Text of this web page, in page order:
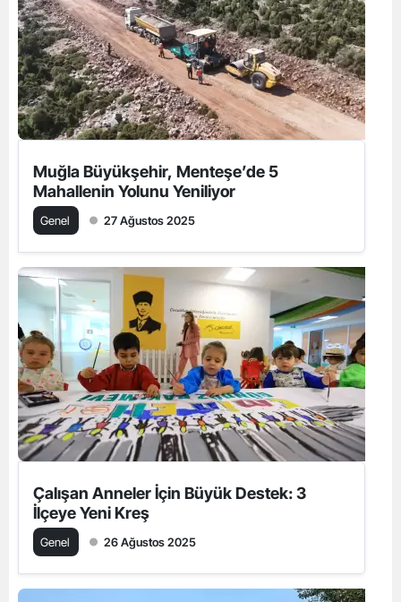
Muğla Büyükşehir, Menteşe’de 5
Mahallenin Yolunu Yeniliyor
Genel 27 Ağustos 2025
Çalışan Anneler İçin Büyük Destek: 3
İlçeye Yeni Kreş
Genel 26 Ağustos 2025